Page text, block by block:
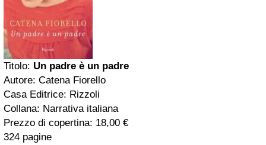
Titolo: Un padre è un padre
Autore: Catena Fiorello
Casa Editrice: Rizzoli
Collana: Narrativa italiana
Prezzo di copertina: 18,00 €
324 pagine